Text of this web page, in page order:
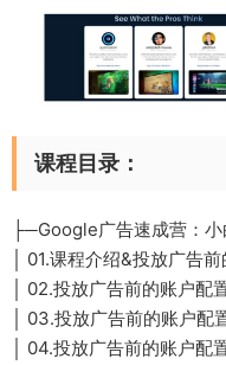
课程目录：
├─Google广告速成营：小
│ 01.课程介绍&投放广告
│ 02.投放广告前的账户配
│ 03.投放广告前的账户
│ 04.投放广告前的账户配